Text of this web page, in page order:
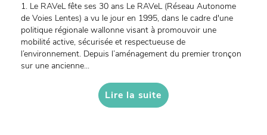
1. Le RAVeL fête ses 30 ans Le RAVeL (Réseau Autonome
de Voies Lentes) a vu le jour en 1995, dans le cadre d'une
politique régionale wallonne visant à promouvoir une
mobilité active, sécurisée et respectueuse de
l’environnement. Depuis l’aménagement du premier tronçon
sur une ancienne...
Lire la suite